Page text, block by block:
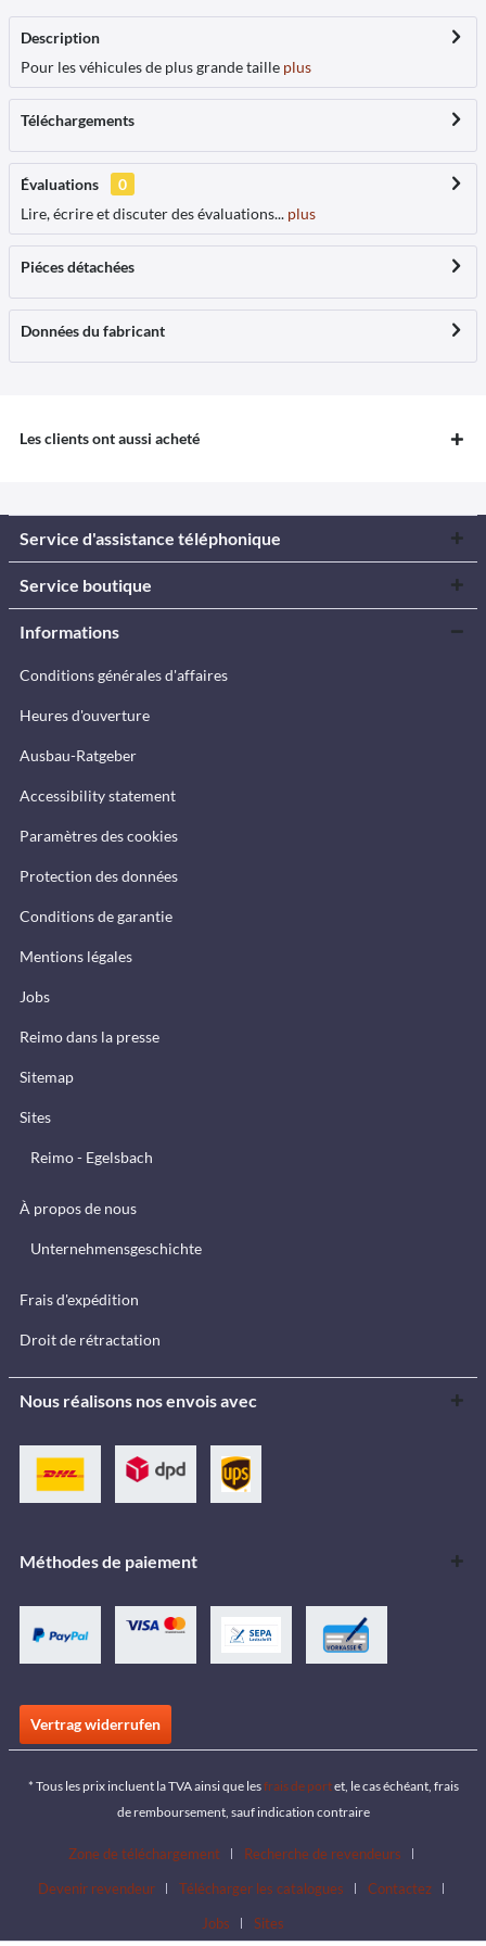
Description
Pour les véhicules de plus grande taille plus
Téléchargements
Évaluations
0
Lire, écrire et discuter des évaluations... plus
Piéces détachées
Données du fabricant
Les clients ont aussi acheté
Service d'assistance téléphonique
Service boutique
Informations
Conditions générales d'affaires
Heures d'ouverture
Ausbau-Ratgeber
Accessibility statement
Paramètres des cookies
Protection des données
Conditions de garantie
Mentions légales
Jobs
Reimo dans la presse
Sitemap
Sites
Reimo - Egelsbach
À propos de nous
Unternehmensgeschichte
Frais d'expédition
Droit de rétractation
Nous réalisons nos envois avec
Méthodes de paiement
Vertrag widerrufen
* Tous les prix incluent la TVA ainsi que lesfrais de portet, le cas échéant, frais
de remboursement, sauf indication contraire
Zone de téléchargement
Recherche de revendeurs
Devenir revendeur
Télécharger les catalogues
Contactez
Jobs
Sites